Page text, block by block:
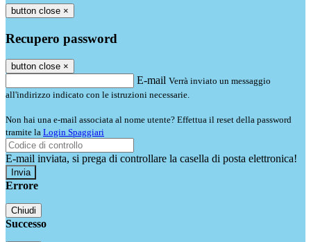
button close ×
Recupero password
button close ×
E-mail Verrà inviato un messaggio
all'indirizzo indicato con le istruzioni necessarie.
Non hai una e-mail associata al nome utente? Effettua il reset della password
tramite la Login Spaggiari
E-mail inviata, si prega di controllare la casella di posta elettronica!
Errore
Chiudi
Successo